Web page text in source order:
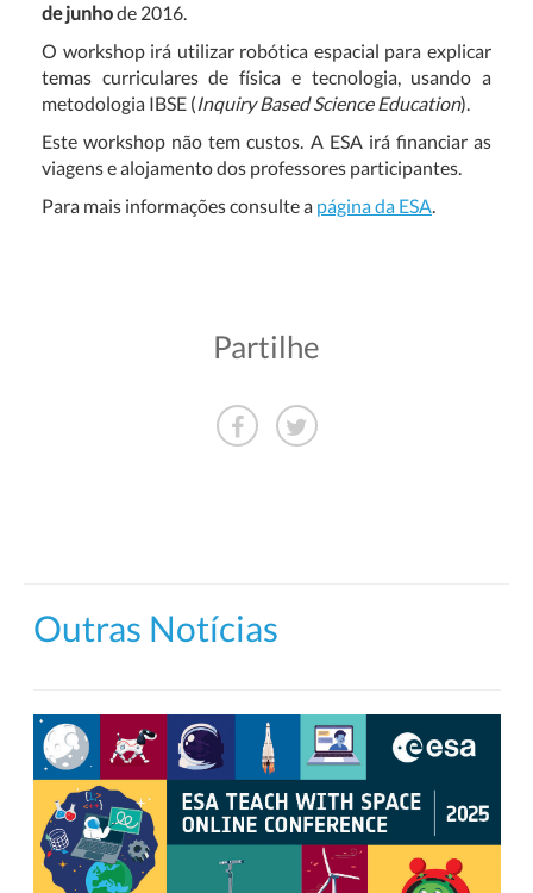
de junhode 2016.
O workshop irá utilizar robótica espacial para explicar
temas curriculares de física e tecnologia, usando a
metodologia IBSE (Inquiry Based Science Education).
Este workshop não tem custos. A ESA irá financiar as
viagens e alojamento dos professores participantes.
Para mais informações consulte a página da ESA.
Partilhe
Outras Notícias